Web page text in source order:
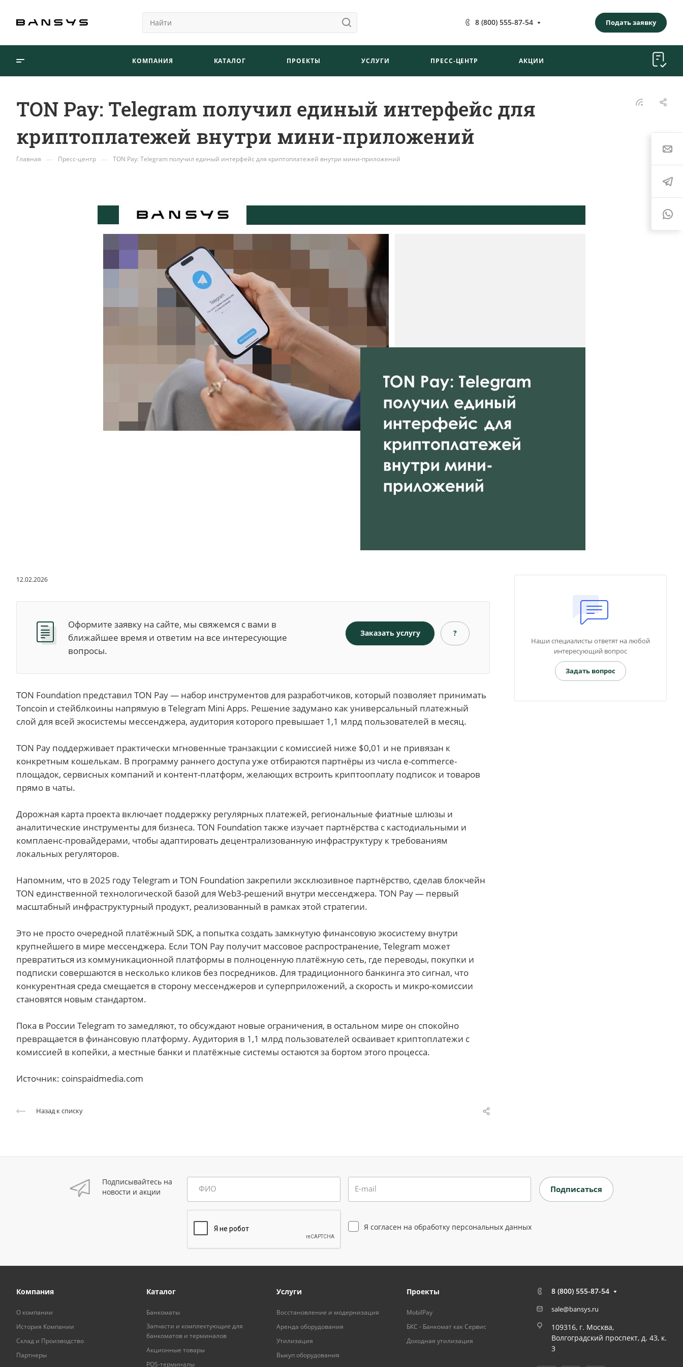
8 (800) 555-87-54 Подать заявку
КОМПАНИЯ КАТАЛОГ ПРОЕКТЫ УСЛУГИ ПРЕСС-ЦЕНТР АКЦИИ
TON Pay: Telegram получил единый интерфейс для
криптоплатежей внутри мини-приложений
Главная — Пресс-центр — TON Pay: Telegram получил единый интерфейс для криптоплатежей внутри мини-приложений
12.02.2026
Оформите заявку на сайте, мы свяжемся с вами в
ближайшее время и ответим на все интересующие
вопросы.
Заказать услугу ?
TON Foundation представил TON Pay — набор инструментов для разработчиков, который позволяет принимать
Toncoin и стейблкоины напрямую в Telegram Mini Apps. Решение задумано как универсальный платежный
слой для всей экосистемы мессенджера, аудитория которого превышает 1,1 млрд пользователей в месяц.
TON Pay поддерживает практически мгновенные транзакции с комиссией ниже $0,01 и не привязан к
конкретным кошелькам. В программу раннего доступа уже отбираются партнёры из числа e-commerce-
площадок, сервисных компаний и контент-платформ, желающих встроить криптооплату подписок и товаров
прямо в чаты.
Дорожная карта проекта включает поддержку регулярных платежей, региональные фиатные шлюзы и
аналитические инструменты для бизнеса. TON Foundation также изучает партнёрства с кастодиальными и
комплаенс-провайдерами, чтобы адаптировать децентрализованную инфраструктуру к требованиям
локальных регуляторов.
Напомним, что в 2025 году Telegram и TON Foundation закрепили эксклюзивное партнёрство, сделав блокчейн
TON единственной технологической базой для Web3-решений внутри мессенджера. TON Pay — первый
масштабный инфраструктурный продукт, реализованный в рамках этой стратегии.
Это не просто очередной платёжный SDK, а попытка создать замкнутую финансовую экосистему внутри
крупнейшего в мире мессенджера. Если TON Pay получит массовое распространение, Telegram может
превратиться из коммуникационной платформы в полноценную платёжную сеть, где переводы, покупки и
подписки совершаются в несколько кликов без посредников. Для традиционного банкинга это сигнал, что
конкурентная среда смещается в сторону мессенджеров и суперприложений, а скорость и микро-комиссии
становятся новым стандартом.
Пока в России Telegram то замедляют, то обсуждают новые ограничения, в остальном мире он спокойно
превращается в финансовую платформу. Аудитория в 1,1 млрд пользователей осваивает криптоплатежи с
комиссией в копейки, а местные банки и платёжные системы остаются за бортом этого процесса.
Источник: coinspaidmedia.com
Назад к списку
Наши специалисты ответят на любой
интересующий вопрос
Задать вопрос
Подписывайтесь на
новости и акции
ФИО E-mail
Я согласен на обработку персональных данных
Компания
О компании
История Компании
Склад и Производство
Партнеры
Каталог
Банкоматы
Запчасти и комплектующие для
банкоматов и терминалов
Акционные товары
POS-терминалы
Услуги
Восстановление и модернизация
Аренда оборудования
Утилизация
Выкуп оборудования
Проекты
MobilPay
БКС - Банкомат как Сервис
Доходная утилизация
8 (800) 555-87-54
sale@bansys.ru
109316, г. Москва,
Волгоградский проспект, д. 43, к.
3